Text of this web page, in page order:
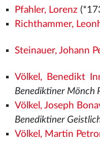
Pfahler, Lorenz
Richthammer,
Steinauer, Johann
Völkel, Benedikt
Benediktiner Mönch
Völkel, Joseph
Benediktiner
Völkel, Martin